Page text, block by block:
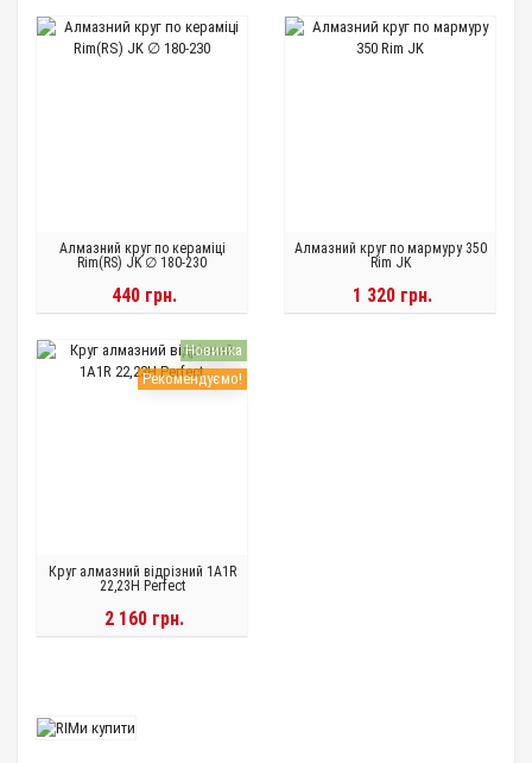
Алмазний круг по кераміці
Rim(RS) JK ∅ 180-230
440 грн.
Алмазний круг по мармуру 350
Rim JK
1 320 грн.
Новинка
Рекомендуємо!
Круг алмазний вiдрiзний 1A1R
22,23H Perfect
2 160 грн.